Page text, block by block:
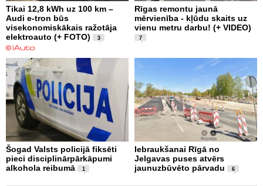
Tikai 12,8 kWh uz 100 km –
Audi e-tron būs
visekonomiskākais ražotāja
elektroauto (+ FOTO)
3
Rīgas remontu jaunā
mērvienība - kļūdu skaits uz
vienu metru darbu! (+ VIDEO)
7
Šogad Valsts policijā fiksēti
pieci disciplinārpārkāpumi
alkohola reibumā
1
Iebraukšanai Rīgā no
Jelgavas puses atvērs
jaunuzbūvēto pārvadu
6